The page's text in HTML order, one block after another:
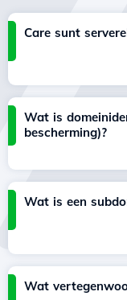
Care sunt
Wat is
bescherming)?
Wat is een
Wat